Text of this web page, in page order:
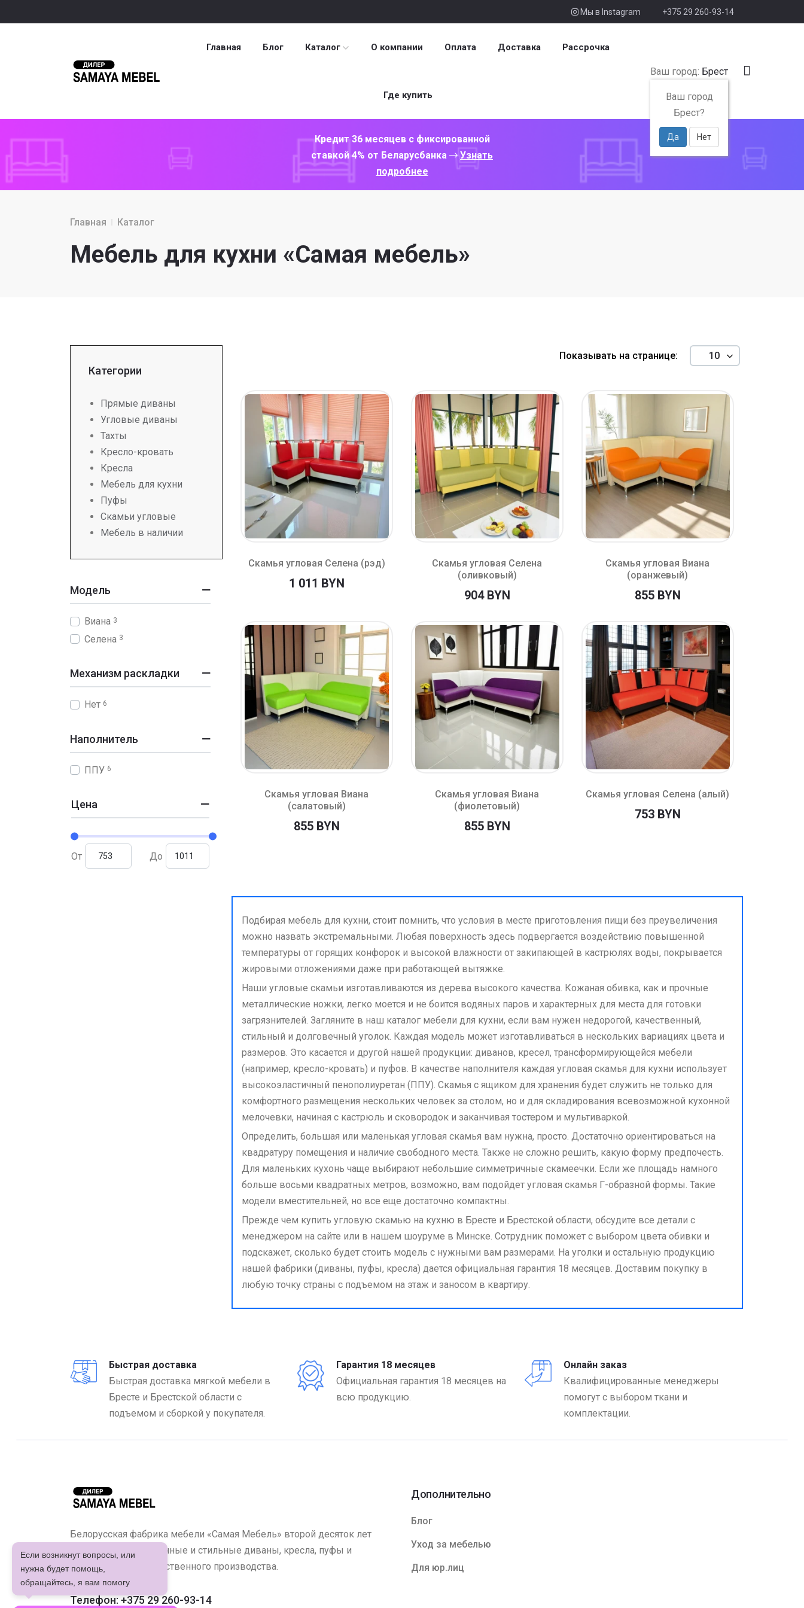
Если возникнут вопросы, или
нужна будет помощь,
обращайтесь, я вам помогу
Мы в Instagram +375 29 260-93-14
Главная Блог Каталог О компании Оплата Доставка Рассрочка
Где купить
Ваш город: Брест
Ваш город
Брест?
Да Нет
Кредит 36 месяцев с фиксированной
ставкой 4% от Беларусбанка
Узнать
подробнее
Главная Каталог
Мебель для кухни «Самая мебель»
Категории
Прямые диваны
Угловые диваны
Тахты
Кресло-кровать
Кресла
Мебель для кухни
Пуфы
Скамьи угловые
Мебель в наличии
Модель
Виана 3
Селена 3
Механизм раскладки
Нет 6
Наполнитель
ППУ 6
Цена
От До
Показывать на странице:
Скамья угловая Селена (рэд)
1 011 BYN
Скамья угловая Селена
(оливковый)
904 BYN
Скамья угловая Виана
(оранжевый)
855 BYN
Скамья угловая Виана
(салатовый)
855 BYN
Скамья угловая Виана
(фиолетовый)
855 BYN
Скамья угловая Селена (алый)
753 BYN
Подбирая мебель для кухни, стоит помнить, что условия в месте приготовления пищи без преувеличения
можно назвать экстремальными. Любая поверхность здесь подвергается воздействию повышенной
температуры от горящих конфорок и высокой влажности от закипающей в кастрюлях воды, покрывается
жировыми отложениями даже при работающей вытяжке.
Наши угловые скамьи изготавливаются из дерева высокого качества. Кожаная обивка, как и прочные
металлические ножки, легко моется и не боится водяных паров и характерных для места для готовки
загрязнителей. Загляните в наш каталог мебели для кухни, если вам нужен недорогой, качественный,
стильный и долговечный уголок. Каждая модель может изготавливаться в нескольких вариациях цвета и
размеров. Это касается и другой нашей продукции: диванов, кресел, трансформирующейся мебели
(например, кресло-кровать) и пуфов. В качестве наполнителя каждая угловая скамья для кухни использует
высокоэластичный пенополиуретан (ППУ). Скамья с ящиком для хранения будет служить не только для
комфортного размещения нескольких человек за столом, но и для складирования всевозможной кухонной
мелочевки, начиная с кастрюль и сковородок и заканчивая тостером и мультиваркой.
Определить, большая или маленькая угловая скамья вам нужна, просто. Достаточно ориентироваться на
квадратуру помещения и наличие свободного места. Также не сложно решить, какую форму предпочесть.
Для маленьких кухонь чаще выбирают небольшие симметричные скамеечки. Если же площадь намного
больше восьми квадратных метров, возможно, вам подойдет угловая скамья Г-образной формы. Такие
модели вместительней, но все еще достаточно компактны.
Прежде чем купить угловую скамью на кухню в Бресте и Брестской области, обсудите все детали с
менеджером на сайте или в нашем шоуруме в Минске. Сотрудник поможет с выбором цвета обивки и
подскажет, сколько будет стоить модель с нужными вам размерами. На уголки и остальную продукцию
нашей фабрики (диваны, пуфы, кресла) дается официальная гарантия 18 месяцев. Доставим покупку в
любую точку страны с подъемом на этаж и заносом в квартиру.
Быстрая доставка
Быстрая доставка мягкой мебели в
Бресте и Брестской области с
подъемом и сборкой у покупателя.
Гарантия 18 месяцев
Официальная гарантия 18 месяцев на
всю продукцию.
Онлайн заказ
Квалифицированные менеджеры
помогут с выбором ткани и
комплектации.
Белорусская фабрика мебели «Самая Мебель» второй десяток лет
предлагает качественные и стильные диваны, кресла, пуфы и
кухонные уголки собственного производства.
Телефон: +375 29 260-93-14
Дополнительно
Блог
Уход за мебелью
Для юр.лиц